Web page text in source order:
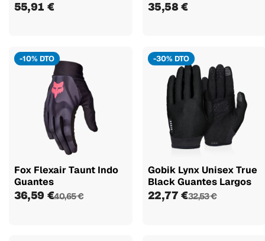
55,91 € 35,58 €
-10% DTO
Fox Flexair Taunt Indo
Guantes
36,59 €40,65 €
-30% DTO
Gobik Lynx Unisex True
Black Guantes Largos
22,77 €32,53 €